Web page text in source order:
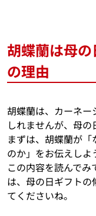
胡蝶蘭は母
の理由
胡蝶蘭は、カーネ
しれませんが、母の
まずは、胡蝶蘭が
のか」をお伝えしよ
この内容を読んで
は、母の日ギフト
てくださいね。